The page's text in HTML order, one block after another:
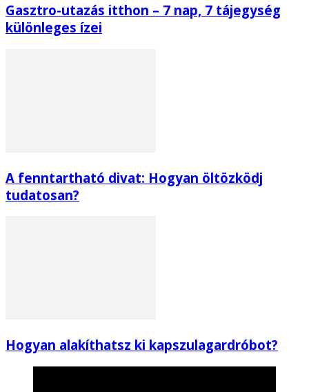
Gasztro-utazás itthon – 7 nap, 7 tájegység
különleges ízei
A fenntartható divat: Hogyan öltözködj
tudatosan?
Hogyan alakíthatsz ki kapszulagardróbot?